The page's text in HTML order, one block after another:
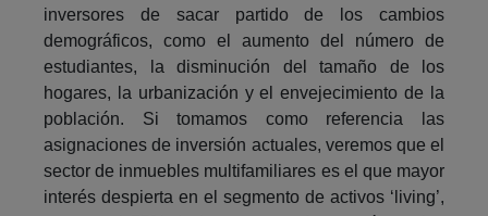
inversores de sacar partido de los cambios
demográficos, como el aumento del número de
estudiantes, la disminución del tamaño de los
hogares, la urbanización y el envejecimiento de la
población. Si tomamos como referencia las
asignaciones de inversión actuales, veremos que el
sector de inmuebles multifamiliares es el que mayor
interés despierta en el segmento de activos ‘living’,